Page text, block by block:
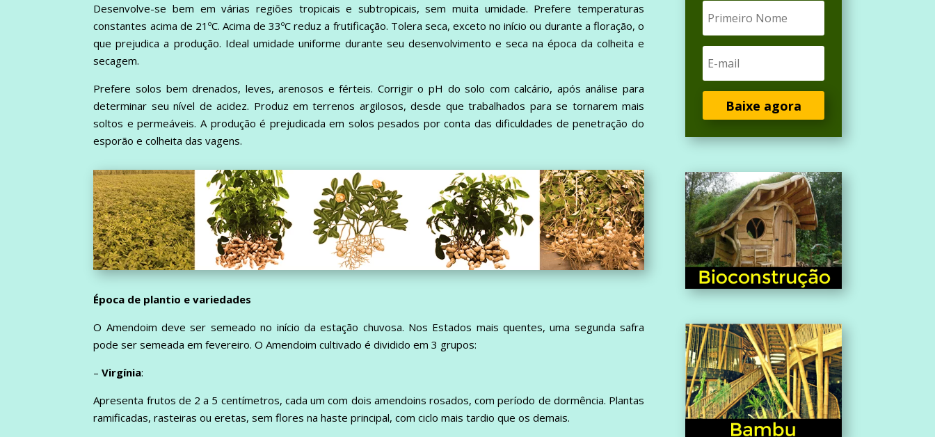
Desenvolve-se bem em várias regiões tropicais e subtropicais, sem muita umidade. Prefere temperaturas
constantes acima de 21ºC. Acima de 33ºC reduz a frutificação. Tolera seca, exceto no início ou durante a floração, o
que prejudica a produção. Ideal umidade uniforme durante seu desenvolvimento e seca na época da colheita e
secagem.
Prefere solos bem drenados, leves, arenosos e férteis. Corrigir o pH do solo com calcário, após análise para
determinar seu nível de acidez. Produz em terrenos argilosos, desde que trabalhados para se tornarem mais
soltos e permeáveis. A produção é prejudicada em solos pesados por conta das dificuldades de penetração do
esporão e colheita das vagens.
Época de plantio e variedades
O Amendoim deve ser semeado no início da estação chuvosa. Nos Estados mais quentes, uma segunda safra
pode ser semeada em fevereiro. O Amendoim cultivado é dividido em 3 grupos:
–Virgínia:
Apresenta frutos de 2 a 5 centímetros, cada um com dois amendoins rosados, com período de dormência. Plantas
ramificadas, rasteiras ou eretas, sem flores na haste principal, com ciclo mais tardio que os demais.
Baixe agora